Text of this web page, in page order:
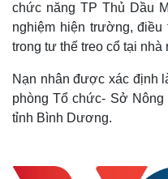
chức năng TP Thủ Dầu
nghiệm hiện trường,
trong tư thế treo cổ tại nhà
Nạn nhân được xác định
phòng Tổ chức- Sở Nông
tỉnh Bình Dương.